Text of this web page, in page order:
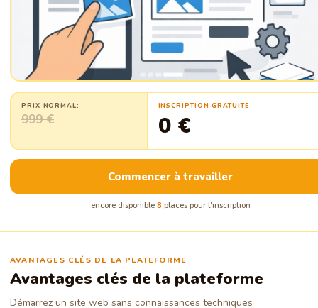
PRIX NORMAL:
999 €
INSCRIPTION GRATUITE
0 €
Commencer à travailler
encore disponible 8 places pour l'inscription
AVANTAGES CLÉS DE LA PLATEFORME
Avantages clés de la plateforme
Démarrez un site web sans connaissances techniques